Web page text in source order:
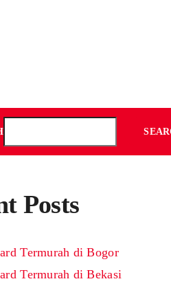
Posts
Termurah di Bogor
Termurah di Bekasi